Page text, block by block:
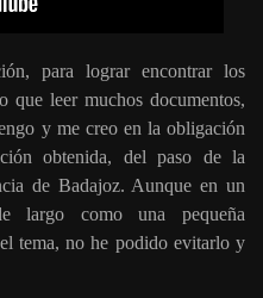
para lograr encontrar los
que leer muchos documentos,
y me creo en la obligación
obtenida, del paso de la
de Badajoz. Aunque en un
largo como una pequeña
tema, no he podido evitarlo y